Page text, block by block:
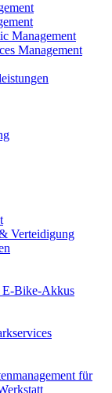
Management
Management
Verteidigung
E-Bike-Akkus
für